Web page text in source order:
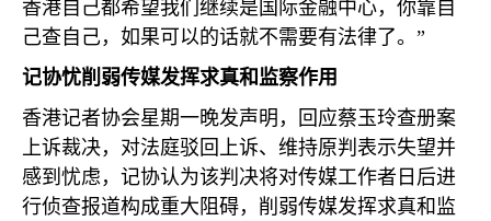
香港自己都希望我们继续是国际金融中心，你靠自
己查自己，如果可以的话就不需要有法律了。”
记协忧削弱传媒发挥求真和监察作用
香港记者协会星期一晚发声明，回应蔡玉玲查册案
上诉裁决，对法庭驳回上诉、维持原判表示失望并
感到忧虑，记协认为该判决将对传媒工作者日后进
行侦查报道构成重大阻碍，削弱传媒发挥求真和监